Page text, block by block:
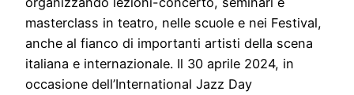
masterclass in teatro, nelle scuole e nei Festival,
anche al fianco di importanti artisti della scena
italiana e internazionale. Il 30 aprile 2024, in
occasione dell’International Jazz Day